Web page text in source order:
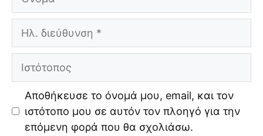
Ιστότοπος
Αποθήκευσε το όνομά μου, email, και τον
ιστότοπο μου σε αυτόν τον πλοηγό για την
επόμενη φορά που θα σχολιάσω.